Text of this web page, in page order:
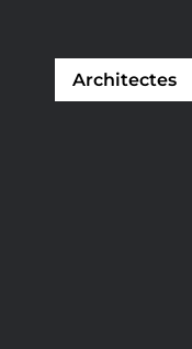
Architectes